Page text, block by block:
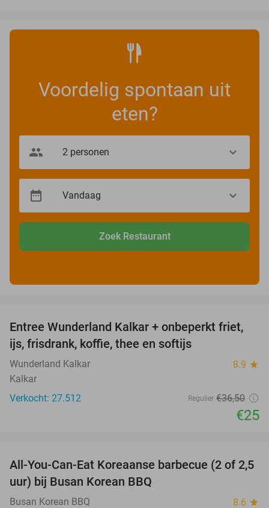
Voordelig spontaan uit
eten?
Zoek Restaurant
32%
Entree Wunderland Kalkar + onbeperkt friet,
ijs, frisdrank, koffie, thee en softijs
Wunderland Kalkar 8.9 star
Kalkar
Verkocht: 27.512
Regulier €36,50
€25
30%
All-You-Can-Eat Koreaanse barbecue (2 of 2,5
uur) bij Busan Korean BBQ
Busan Korean BBQ 8.6 star